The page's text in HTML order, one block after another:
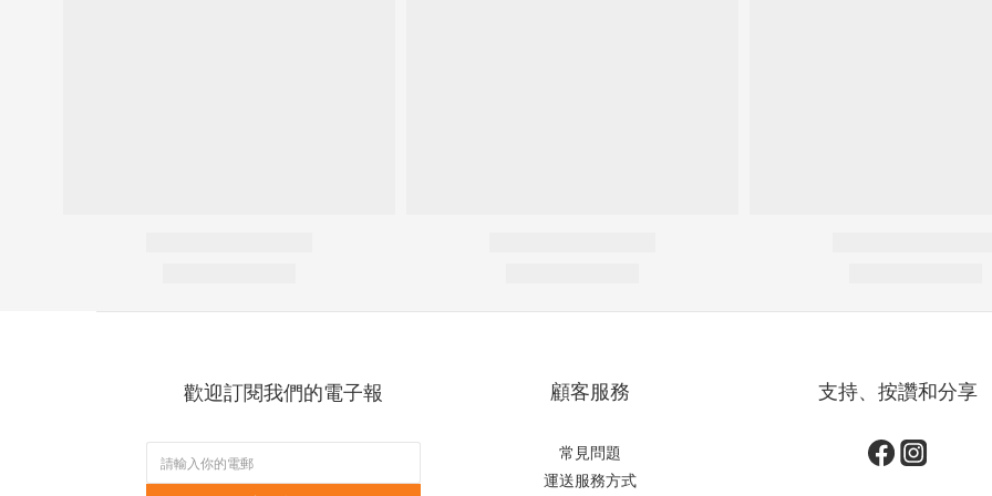
歡迎訂閱我們的電子報 顧客服務
常見問題
運送服務方式
支持、按讚和分享